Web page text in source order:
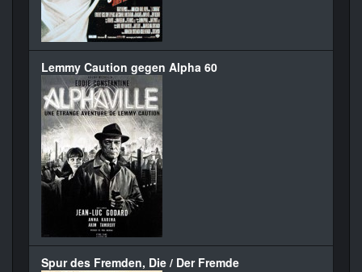
Lemmy Caution gegen Alpha 60
Spur des Fremden, Die / Der Fremde